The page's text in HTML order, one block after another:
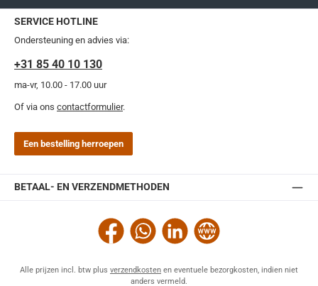
SERVICE HOTLINE
Ondersteuning en advies via:
+31 85 40 10 130
ma-vr, 10.00 - 17.00 uur
Of via ons contactformulier.
Een bestelling herroepen
BETAAL- EN VERZENDMETHODEN
Facebook WhatsAppLinkedIn Website
Alle prijzen incl. btw plus verzendkosten en eventuele bezorgkosten, indien niet
anders vermeld.